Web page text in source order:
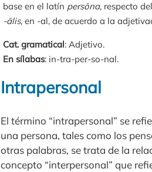
base en el latín persōna, respecto
-ālis, en -al, de acuerdo a la
Cat. gramatical: Adjetivo.
En sílabas: in-tra-per-so-nal.
Intrapersonal
El término “intrapersonal” se
una persona, tales como los
otras palabras, se trata de la
concepto “interpersonal” que